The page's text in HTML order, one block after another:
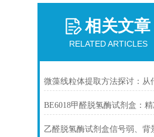
相关文章
RELATED ARTICLES